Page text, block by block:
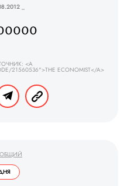
_
<A
21560536">THE ECONOMIST</A>
ОБЩИЙ